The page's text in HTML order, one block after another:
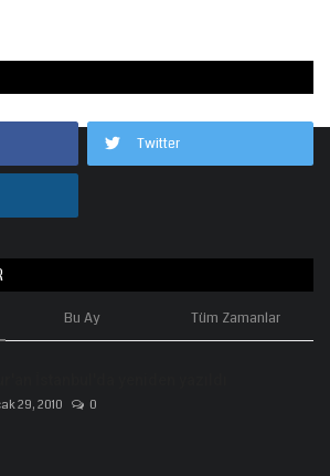
Twitter
Bu Ay Tüm Zamanlar
29, 2010 0